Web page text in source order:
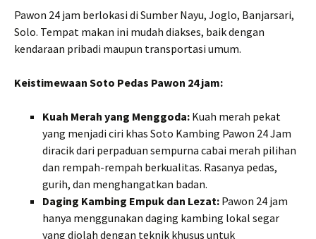
Pawon 24 jam berlokasi di Sumber Nayu, Joglo, Banjarsari,
Solo. Tempat makan ini mudah diakses, baik dengan
kendaraan pribadi maupun transportasi umum.
Keistimewaan Soto Pedas Pawon 24 jam:
Kuah Merah yang Menggoda: Kuah merah pekat
yang menjadi ciri khas Soto Kambing Pawon 24 Jam
diracik dari perpaduan sempurna cabai merah pilihan
dan rempah-rempah berkualitas. Rasanya pedas,
gurih, dan menghangatkan badan.
Daging Kambing Empuk dan Lezat: Pawon 24 jam
hanya menggunakan daging kambing lokal segar
yang diolah dengan teknik khusus untuk